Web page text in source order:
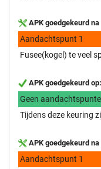
APK goedgekeurd
Aandachtspunt 1
Fusee(kogel) te veel
APK goedgekeurd
Geen
Tijdens deze keuring
APK goedgekeurd
Aandachtspunt 1